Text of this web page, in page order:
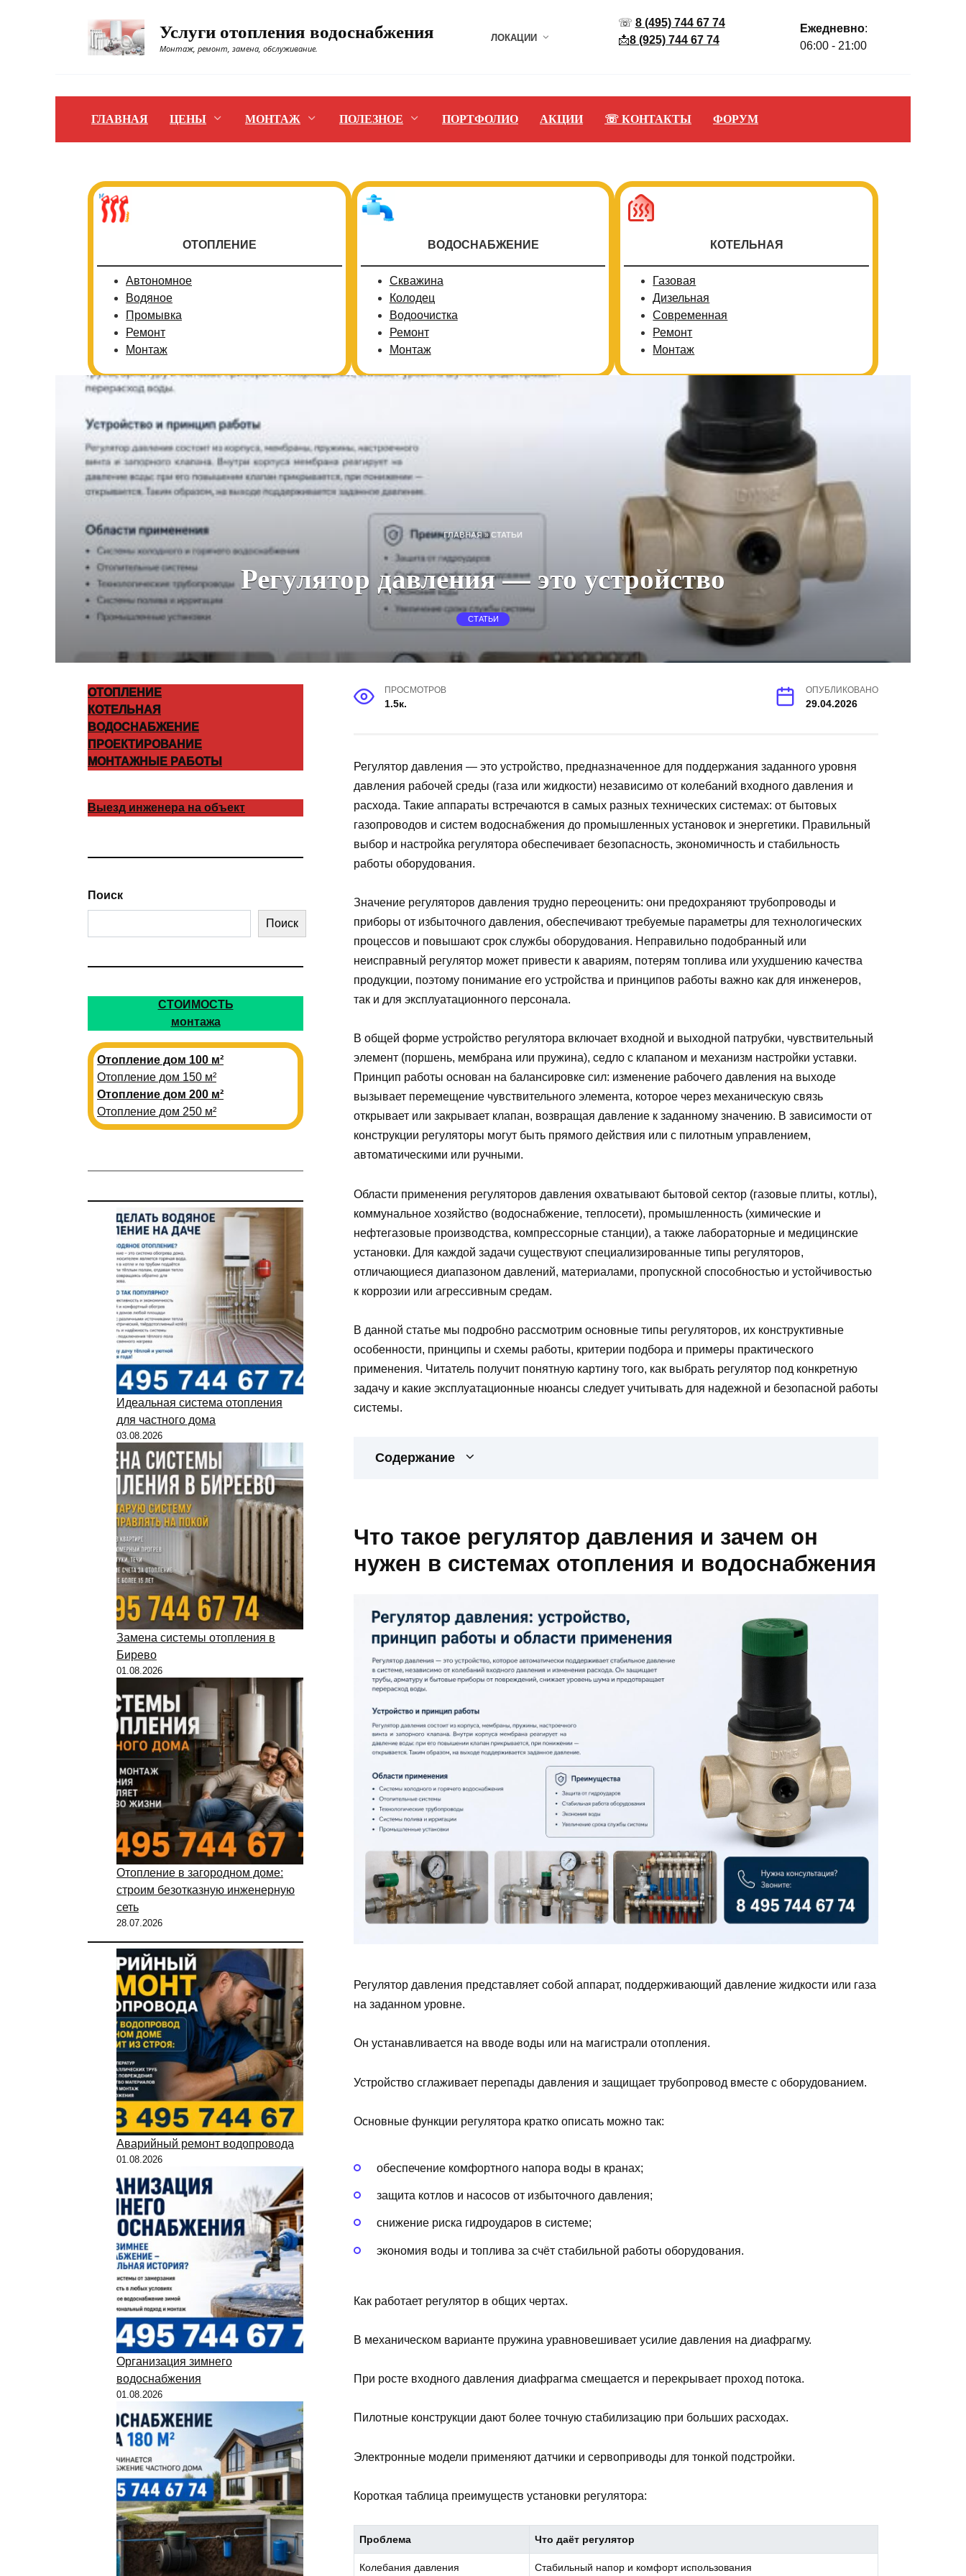
Услуги отопления водоснабжения
Монтаж, ремонт, замена, обслуживание.
ЛОКАЦИИ
☏ 8 (495) 744 67 74
📩8 (925) 744 67 74
Ежедневно:
06:00 - 21:00
ГЛАВНАЯ ЦЕНЫ МОНТАЖ ПОЛЕЗНОЕ ПОРТФОЛИО АКЦИИ ☏ КОНТАКТЫ ФОРУМ
ОТОПЛЕНИЕ
Автономное
Водяное
Промывка
Ремонт
Монтаж
ВОДОСНАБЖЕНИЕ
Скважина
Колодец
Водоочистка
Ремонт
Монтаж
КОТЕЛЬНАЯ
Газовая
Дизельная
Современная
Ремонт
Монтаж
ГЛАВНАЯ»СТАТЬИ
Регулятор давления — это устройство
СТАТЬИ
ПРОСМОТРОВ
1.5к.
ОПУБЛИКОВАНО
29.04.2026
Регулятор давления — это устройство, предназначенное для поддержания заданного уровня
давления рабочей среды (газа или жидкости) независимо от колебаний входного давления и
расхода. Такие аппараты встречаются в самых разных технических системах: от бытовых
газопроводов и систем водоснабжения до промышленных установок и энергетики. Правильный
выбор и настройка регулятора обеспечивает безопасность, экономичность и стабильность
работы оборудования.
Значение регуляторов давления трудно переоценить: они предохраняют трубопроводы и
приборы от избыточного давления, обеспечивают требуемые параметры для технологических
процессов и повышают срок службы оборудования. Неправильно подобранный или
неисправный регулятор может привести к авариям, потерям топлива или ухудшению качества
продукции, поэтому понимание его устройства и принципов работы важно как для инженеров,
так и для эксплуатационного персонала.
В общей форме устройство регулятора включает входной и выходной патрубки, чувствительный
элемент (поршень, мембрана или пружина), седло с клапаном и механизм настройки уставки.
Принцип работы основан на балансировке сил: изменение рабочего давления на выходе
вызывает перемещение чувствительного элемента, которое через механическую связь
открывает или закрывает клапан, возвращая давление к заданному значению. В зависимости от
конструкции регуляторы могут быть прямого действия или с пилотным управлением,
автоматическими или ручными.
Области применения регуляторов давления охватывают бытовой сектор (газовые плиты, котлы),
коммунальное хозяйство (водоснабжение, теплосети), промышленность (химические и
нефтегазовые производства, компрессорные станции), а также лабораторные и медицинские
установки. Для каждой задачи существуют специализированные типы регуляторов,
отличающиеся диапазоном давлений, материалами, пропускной способностью и устойчивостью
к коррозии или агрессивным средам.
В данной статье мы подробно рассмотрим основные типы регуляторов, их конструктивные
особенности, принципы и схемы работы, критерии подбора и примеры практического
применения. Читатель получит понятную картину того, как выбрать регулятор под конкретную
задачу и какие эксплуатационные нюансы следует учитывать для надежной и безопасной работы
системы.
Содержание
Что такое регулятор давления и зачем он
нужен в системах отопления и водоснабжения
Регулятор давления представляет собой аппарат, поддерживающий давление жидкости или газа
на заданном уровне.
Он устанавливается на вводе воды или на магистрали отопления.
Устройство сглаживает перепады давления и защищает трубопровод вместе с оборудованием.
Основные функции регулятора кратко описать можно так:
обеспечение комфортного напора воды в кранах;
защита котлов и насосов от избыточного давления;
снижение риска гидроударов в системе;
экономия воды и топлива за счёт стабильной работы оборудования.
Как работает регулятор в общих чертах.
В механическом варианте пружина уравновешивает усилие давления на диафрагму.
При росте входного давления диафрагма смещается и перекрывает проход потока.
Пилотные конструкции дают более точную стабилизацию при больших расходах.
Электронные модели применяют датчики и сервоприводы для тонкой подстройки.
Короткая таблица преимуществ установки регулятора:
Проблема Что даёт регулятор
Колебания давления Стабильный напор и комфорт использования
ОТОПЛЕНИЕ
КОТЕЛЬНАЯ
ВОДОСНАБЖЕНИЕ
ПРОЕКТИРОВАНИЕ
МОНТАЖНЫЕ РАБОТЫ
Выезд инженера на объект
Поиск
Поиск
СТОИМОСТЬ
монтажа
Отопление дом 100 м²
Отопление дом 150 м²
Отопление дом 200 м²
Отопление дом 250 м²
Идеальная система отопления
для частного дома
03.08.2026
Замена системы отопления в
Бирево
01.08.2026
Отопление в загородном доме:
строим безотказную инженерную
сеть
28.07.2026
Аварийный ремонт водопровода
01.08.2026
Организация зимнего
водоснабжения
01.08.2026